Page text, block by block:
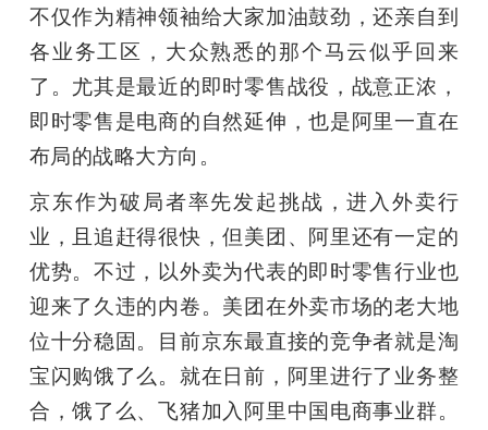
不仅作为精神领袖给大家加油鼓劲，还亲自到
各业务工区，大众熟悉的那个马云似乎回来
了。尤其是最近的即时零售战役，战意正浓，
即时零售是电商的自然延伸，也是阿里一直在
布局的战略大方向。
京东作为破局者率先发起挑战，进入外卖行
业，且追赶得很快，但美团、阿里还有一定的
优势。不过，以外卖为代表的即时零售行业也
迎来了久违的内卷。美团在外卖市场的老大地
位十分稳固。目前京东最直接的竞争者就是淘
宝闪购饿了么。就在日前，阿里进行了业务整
合，饿了么、飞猪加入阿里中国电商事业群。